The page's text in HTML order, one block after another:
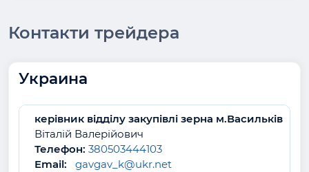
Контакти трейдера
Украина
керівник відділу закупівлі зерна м.Васильків
Віталій Валерійович
Телефон: 380503444103
Email:
gavgav_k@ukr.net